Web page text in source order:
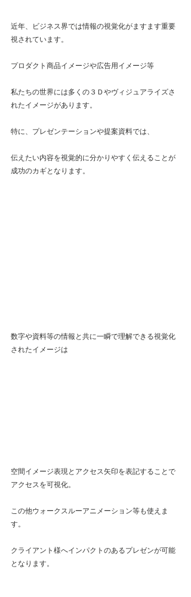
近年、ビジネス界では情報の視覚化がますます重要
視されています。
プロダクト商品イメージや広告用イメージ等
私たちの世界には多くの３Ｄやヴィジュアライズさ
れたイメージがあります。
特に、プレゼンテーションや提案資料では、
伝えたい内容を視覚的に分かりやすく伝えることが
成功のカギとなります。
数字や資料等の情報と共に一瞬で理解できる視覚化
されたイメージは
空間イメージ表現とアクセス矢印を表記することで
アクセスを可視化。
この他ウォークスルーアニメーション等も使えま
す。
クライアント様へインパクトのあるプレゼンが可能
となります。